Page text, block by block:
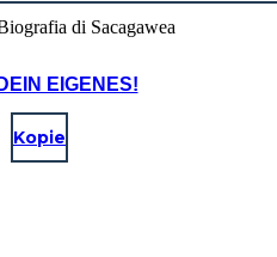
EIGENES!
Kopie